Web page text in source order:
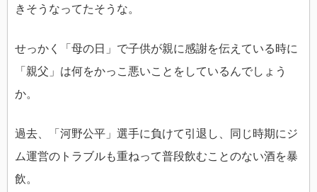
きそうなってたそうな。
せっかく「母の日」で子供が親に感謝を伝えている時に
「親父」は何をかっこ悪いことをしているんでしょう
か。
過去、「河野公平」選手に負けて引退し、同じ時期にジ
ム運営のトラブルも重ねって普段飲むことのない酒を暴
飲。